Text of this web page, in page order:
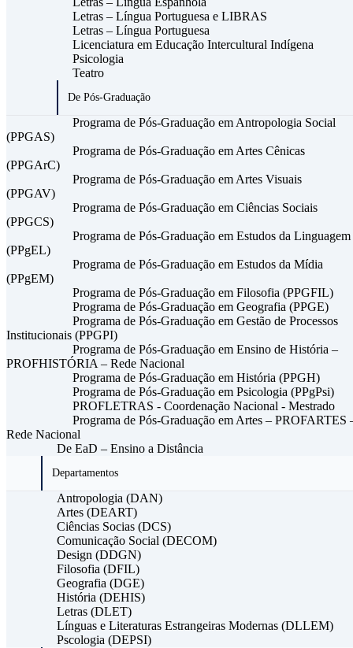
Letras – Língua Portuguesa e LIBRAS
Letras – Língua Portuguesa
Licenciatura em Educação Intercultural Indígena
Psicologia
Teatro
De Pós-Graduação
Programa de Pós-Graduação em Antropologia Social
(PPGAS)
Programa de Pós-Graduação em Artes Cênicas
(PPGArC)
Programa de Pós-Graduação em Artes Visuais
(PPGAV)
Programa de Pós-Graduação em Ciências Sociais
(PPGCS)
Programa de Pós-Graduação em Estudos da Linguagem
(PPgEL)
Programa de Pós-Graduação em Estudos da Mídia
(PPgEM)
Programa de Pós-Graduação em Filosofia (PPGFIL)
Programa de Pós-Graduação em Geografia (PPGE)
Programa de Pós-Graduação em Gestão de Processos
Institucionais (PPGPI)
Programa de Pós-Graduação em Ensino de História –
PROFHISTÓRIA – Rede Nacional
Programa de Pós-Graduação em História (PPGH)
Programa de Pós-Graduação em Psicologia (PPgPsi)
PROFLETRAS - Coordenação Nacional - Mestrado
Programa de Pós-Graduação em Artes – PROFARTES
Rede Nacional
De EaD – Ensino a Distância
Departamentos
Antropologia (DAN)
Artes (DEART)
Ciências Socias (DCS)
Comunicação Social (DECOM)
Design (DDGN)
Filosofia (DFIL)
Geografia (DGE)
História (DEHIS)
Letras (DLET)
Línguas e Literaturas Estrangeiras Modernas (DLLEM)
Pscologia (DEPSI)